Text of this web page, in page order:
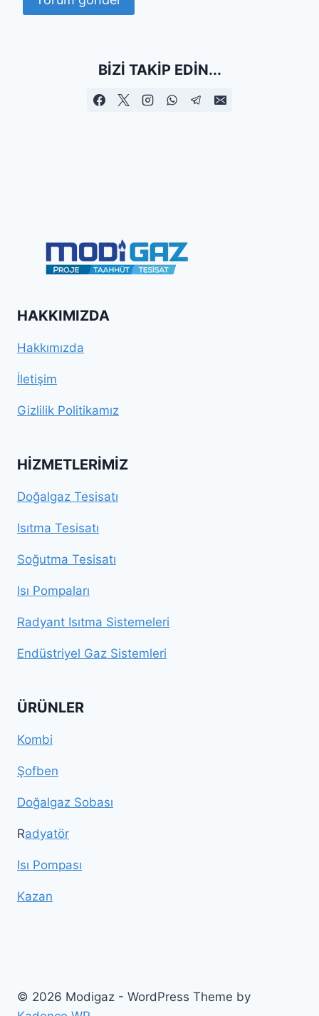
BIZI TAKIP EDIN...
HAKKIMIZDA
Hakkımızda
İletişim
Gizlilik Politikamız
HIZMETLERIMIZ
Doğalgaz Tesisatı
Isıtma Tesisatı
Soğutma Tesisatı
Isı Pompaları
Radyant Isıtma Sistemeleri
Endüstriyel Gaz Sistemleri
ÜRÜNLER
Kombi
Şofben
Doğalgaz Sobası
Radyatör
Isı Pompası
Kazan
© 2026 Modigaz - WordPress Theme by